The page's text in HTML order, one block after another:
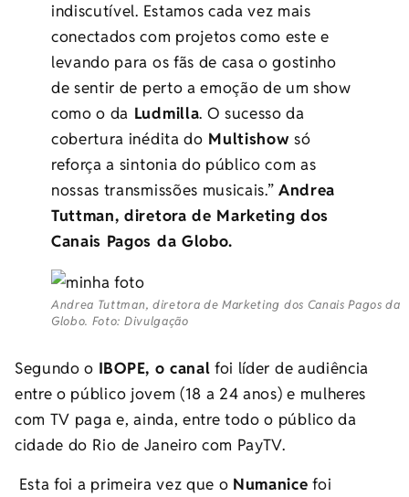
indiscutível. Estamos cada vez mais
conectados com projetos como este e
levando para os fãs de casa o gostinho
de sentir de perto a emoção de um show
como o da Ludmilla. O sucesso da
cobertura inédita do Multishowsó
reforça a sintonia do público com as
nossas transmissões musicais.”Andrea
Tuttman, diretora de Marketing dos
Canais Pagos da Globo.
Andrea Tuttman, diretora de Marketing dos Canais Pagos da
Globo. Foto: Divulgação
Segundo o IBOPE, o canal foi líder de audiência
entre o público jovem (18 a 24 anos) e mulheres
com TV paga e, ainda, entre todo o público da
cidade do Rio de Janeiro com PayTV.
Esta foi a primeira vez que o Numanice foi